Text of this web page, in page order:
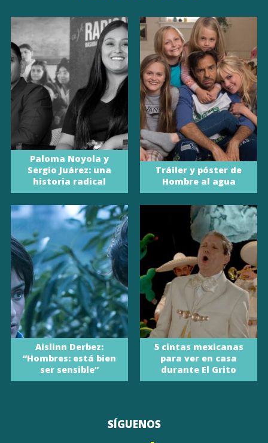
Paloma Noyola y
Sergio Juárez: una
historia radical
Tráiler y póster de
Hombre al agua
Aislinn Derbez:
“Hombres: está bien
ser sensible”
5 cintas mexicanas
para ver en casa
durante El Grito
SÍGUENOS